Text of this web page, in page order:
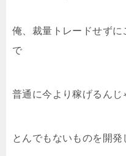
俺、裁量トレードせず
で
普通に今より稼げるんじ
とんでもないものを開発